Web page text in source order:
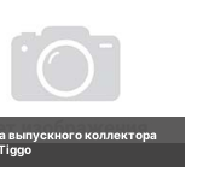
выпускного коллектора